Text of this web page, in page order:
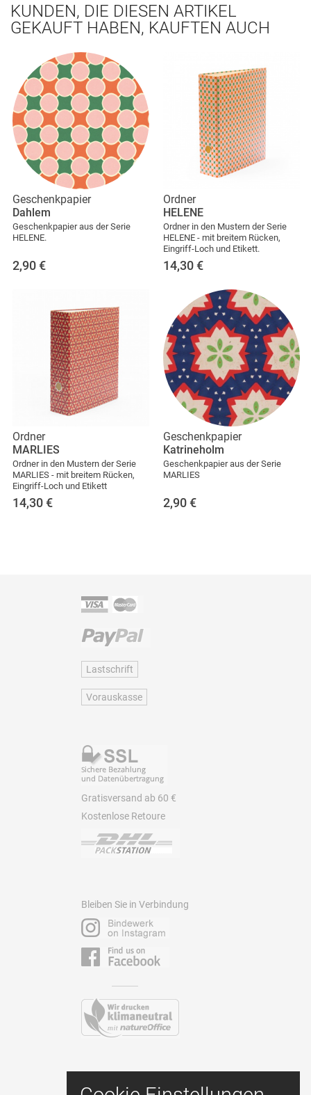
KUNDEN, DIE DIESEN ARTIKEL
GEKAUFT HABEN, KAUFTEN AUCH
Geschenkpapier
Dahlem
Geschenkpapier aus der Serie
HELENE.
2,90 €
Ordner
HELENE
Ordner in den Mustern der Serie
HELENE - mit breitem Rücken,
Eingriff-Loch und Etikett.
14,30 €
Ordner
MARLIES
Ordner in den Mustern der Serie
MARLIES - mit breitem Rücken,
Eingriff-Loch und Etikett
14,30 €
Geschenkpapier
Katrineholm
Geschenkpapier aus der Serie
MARLIES
2,90 €
Lastschrift
Vorauskasse
Gratisversand ab 60 €
Kostenlose Retoure
Bleiben Sie in Verbindung
Kontakt